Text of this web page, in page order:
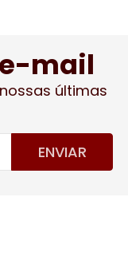
mail
últimas
ENVIAR